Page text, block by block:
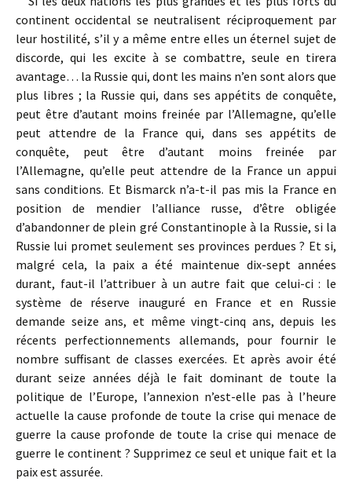
continent occidental se neutralisent réciproquement par
leur hostilité, s’il y a même entre elles un éternel sujet de
discorde, qui les excite à se combattre, seule en tirera
avantage… la Russie qui, dont les mains n’en sont alors que
plus libres ; la Russie qui, dans ses appétits de conquête,
peut être d’autant moins freinée par l’Allemagne, qu’elle
peut attendre de la France qui, dans ses appétits de
conquête, peut être d’autant moins freinée par
l’Allemagne, qu’elle peut attendre de la France un appui
sans conditions. Et Bismarck n’a-t-il pas mis la France en
position de mendier l’alliance russe, d’être obligée
d’abandonner de plein gré Constantinople à la Russie, si la
Russie lui promet seulement ses provinces perdues ? Et si,
malgré cela, la paix a été maintenue dix-sept années
durant, faut-il l’attribuer à un autre fait que celui-ci : le
système de réserve inauguré en France et en Russie
demande seize ans, et même vingt-cinq ans, depuis les
récents perfectionnements allemands, pour fournir le
nombre suffisant de classes exercées. Et après avoir été
durant seize années déjà le fait dominant de toute la
politique de l’Europe, l’annexion n’est-elle pas à l’heure
actuelle la cause profonde de toute la crise qui menace de
guerre la cause profonde de toute la crise qui menace de
guerre le continent ? Supprimez ce seul et unique fait et la
paix est assurée.